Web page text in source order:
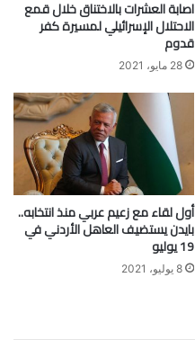
اصابة العشرات بالاختناق خلال قمع
الاحتلال الإسرائيلي لمسيرة كفر
قدوم
28 مايو، 2021
أول لقاء مع زعيم عربي منذ انتخابه..
بايدن يستضيف العاهل الأردني في
19 يوليو
8 يوليو، 2021